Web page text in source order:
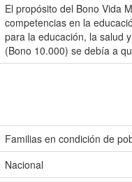
El propósito del Bono Vida
competencias en la
para la educación, la salud
(Bono 10.000) se debía a
Familias en condición de
Nacional